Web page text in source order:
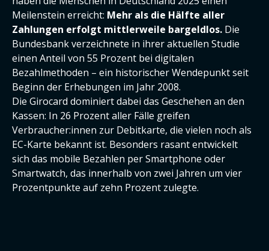
Meilenstein erreicht: Mehr als die Hälfte aller
Zahlungen erfolgt mittlerweile bargeldlos. Die
Bundesbank verzeichnete in ihrer aktuellen Studie
einen Anteil von 55 Prozent bei digitalen
Bezahlmethoden – ein historischer Wendepunkt seit
Beginn der Erhebungen im Jahr 2008.
Die Girocard dominiert dabei das Geschehen an den
Kassen: In 26 Prozent aller Fälle greifen
Verbraucher:innen zur Debitkarte, die vielen noch als
EC-Karte bekannt ist. Besonders rasant entwickelt
sich das mobile Bezahlen per Smartphone oder
Smartwatch, das innerhalb von zwei Jahren um vier
Prozentpunkte auf zehn Prozent zulegte.